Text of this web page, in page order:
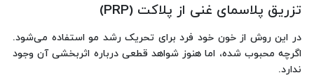
تزریق پلاسمای غنی از پلاکت (PRP)
در این روش از خون خود فرد برای تحریک رشد مو استفاده می‌شود.
اگرچه محبوب شده، اما هنوز شواهد قطعی درباره اثربخشی آن وجود
ندارد.